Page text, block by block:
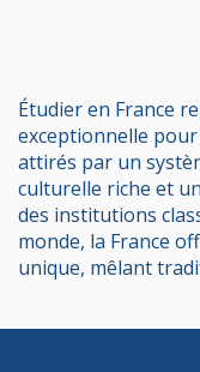
Étudier en France
exceptionnelle
attirés par un
culturelle riche et
des institutions
monde, la France
unique, mêlant